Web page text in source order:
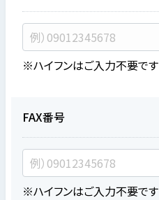
※ハイフンはご入力不要です
FAX番号
※ハイフンはご入力不要です